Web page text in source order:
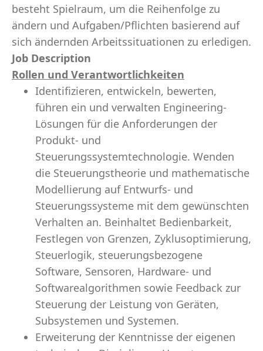
besteht Spielraum, um die Reihenfolge zu
ändern und Aufgaben/Pflichten basierend auf
sich ändernden Arbeitssituationen zu erledigen.
Job Description
Rollen und Verantwortlichkeiten
Identifizieren, entwickeln, bewerten,
führen ein und verwalten Engineering-
Lösungen für die Anforderungen der
Produkt- und
Steuerungssystemtechnologie. Wenden
die Steuerungstheorie und mathematische
Modellierung auf Entwurfs- und
Steuerungssysteme mit dem gewünschten
Verhalten an. Beinhaltet Bedienbarkeit,
Festlegen von Grenzen, Zyklusoptimierung,
Steuerlogik, steuerungsbezogene
Software, Sensoren, Hardware- und
Softwarealgorithmen sowie Feedback zur
Steuerung der Leistung von Geräten,
Subsystemen und Systemen.
Erweiterung der Kenntnisse der eigenen